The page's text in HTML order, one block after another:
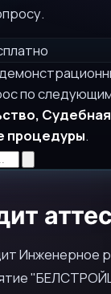
по
Судебная
процедуры.
Инженерное